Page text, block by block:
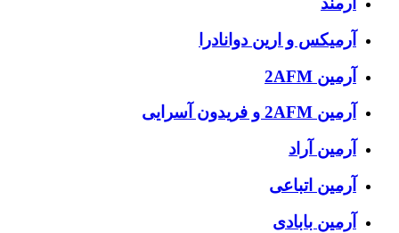
آرمیکس و ارین دوانادرا
آرمین 2AFM
آرمین 2AFM و فریدون آسرایی
آرمین آراد
آرمین اتباعی
آرمین بابادی